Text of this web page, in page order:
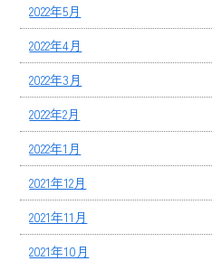
2022年5月
2022年4月
2022年3月
2022年2月
2022年1月
2021年12月
2021年11月
2021年10月